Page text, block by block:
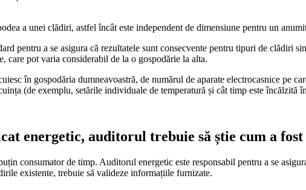
a unei clădiri, astfel încât este independent de dimensiune pentru un
pentru a se asigura că rezultatele sunt consecvente pentru tipuri de clădiri
care pot varia considerabil de la o gospodărie la alta.
în gospodăria dumneavoastră, de numărul de aparate electrocasnice pe
(de exemplu, setările individuale de temperatură și cât timp este încălzită
energetic, auditorul trebuie să știe cum a fost
consumator de timp. Auditorul energetic este responsabil pentru a se
existente, trebuie să valideze informațiile furnizate.